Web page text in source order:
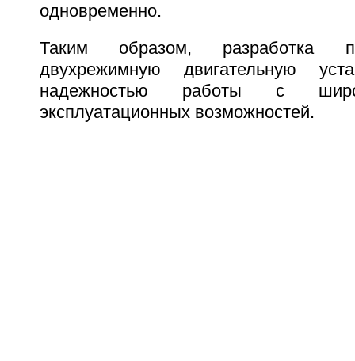
одновременно.
Таким образом, разработка
двухрежимную двигательную
надежностью работы с
эксплуатационных возможностей.